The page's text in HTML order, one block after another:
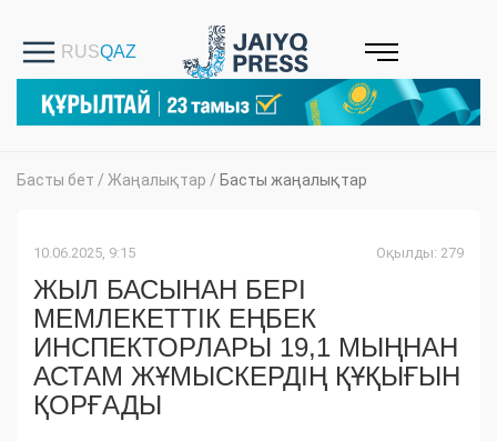
Басты бет / Жаңалықтар / Басты жаңалықтар
10.06.2025, 9:15 Оқылды: 279
ЖЫЛ БАСЫНАН БЕРІ
МЕМЛЕКЕТТІК ЕҢБЕК
ИНСПЕКТОРЛАРЫ 19,1 МЫҢНАН
АСТАМ ЖҰМЫСКЕРДІҢ ҚҰҚЫҒЫН
ҚОРҒАДЫ